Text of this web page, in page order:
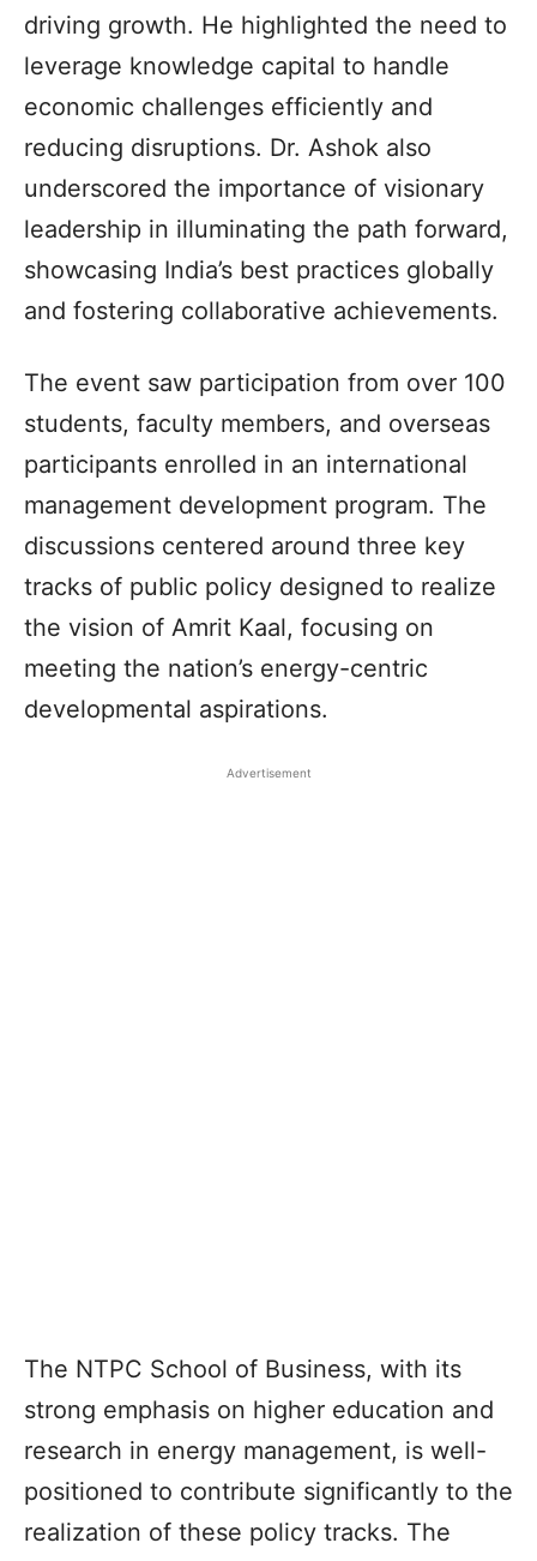
driving growth. He highlighted the need to
leverage knowledge capital to handle
economic challenges efficiently and
reducing disruptions. Dr. Ashok also
underscored the importance of visionary
leadership in illuminating the path forward,
showcasing India’s best practices globally
and fostering collaborative achievements.
The event saw participation from over 100
students, faculty members, and overseas
participants enrolled in an international
management development program. The
discussions centered around three key
tracks of public policy designed to realize
the vision of Amrit Kaal, focusing on
meeting the nation’s energy-centric
developmental aspirations.
Advertisement
The NTPC School of Business, with its
strong emphasis on higher education and
research in energy management, is well-
positioned to contribute significantly to the
realization of these policy tracks. The